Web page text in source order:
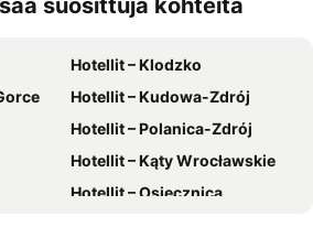
Hotellit – Viro
Hotellit – Koh Samui
Hotellit – Kypros
Hotellit – Uusimaa
Hotellit – Madeira
suosittuja kohteita
Hotellit – Klodzko
Hotellit – Kudowa-Zdrój
Hotellit – Polanica-Zdrój
Hotellit – Kąty Wrocławskie
Hotellit – Osiecznica